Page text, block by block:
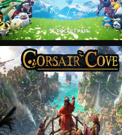
VIEW